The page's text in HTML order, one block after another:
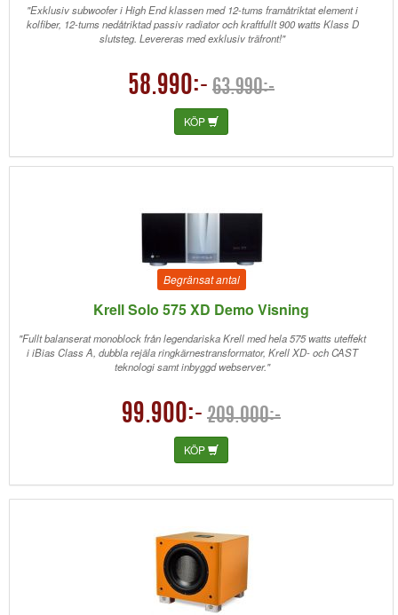
"Exklusiv subwoofer i High End klassen med 12-tums framåtriktat element i
kolfiber, 12-tums nedåtriktad passiv radiator och kraftfullt 900 watts Klass D
slutsteg. Levereras med exklusiv träfront!"
58.990:- 63.990:-
KÖP
Begränsat antal
Krell Solo 575 XD Demo Visning
"Fullt balanserat monoblock från legendariska Krell med hela 575 watts uteffekt
i iBias Class A, dubbla rejäla ringkärnestransformator, Krell XD- och CAST
teknologi samt inbyggd webserver."
99.900:- 209.000:-
KÖP